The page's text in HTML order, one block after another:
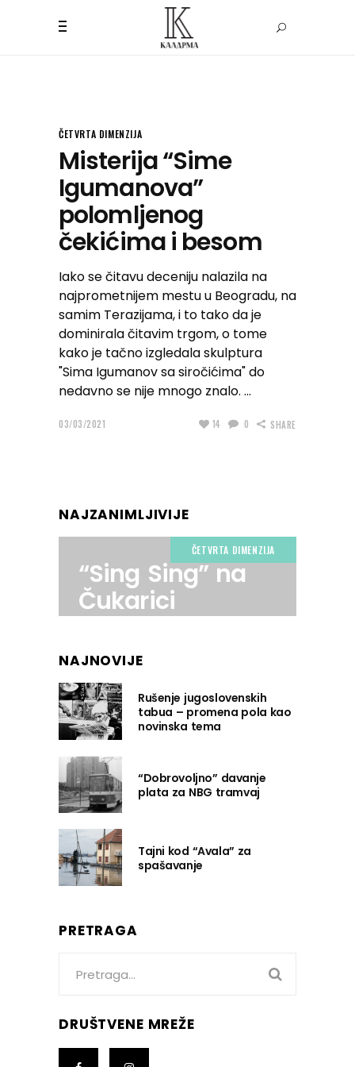
ČETVRTA DIMENZIJA
Misterija “Sime
Igumanova”
polomljenog
čekićima i besom
Iako se čitavu deceniju nalazila na
najprometnijem mestu u Beogradu, na
samim Terazijama, i to tako da je
dominirala čitavim trgom, o tome
kako je tačno izgledala skulptura
"Sima Igumanov sa siročićima" do
nedavno se nije mnogo znalo.
03/03/2021 14 0 SHARE
NAJZANIMLJIVIJE
ČETVRTA DIMENZIJA
“Sing Sing” na
Čukarici
NAJNOVIJE
Rušenje jugoslovenskih
tabua – promena pola kao
novinska tema
“Dobrovoljno” davanje
plata za NBG tramvaj
Tajni kod “Avala” za
spašavanje
PRETRAGA
DRUŠTVENE MREŽE